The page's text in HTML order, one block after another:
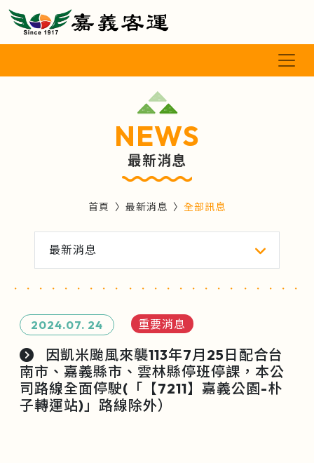
NEWS
最新消息
首頁 最新消息 全部訊息
最新消息
2024.07. 24 重要消息
因凱米颱風來襲113年7月25日配合台
南市、嘉義縣市、雲林縣停班停課，本公
司路線全面停駛(「【7211】嘉義公園-朴
子轉運站)」路線除外）